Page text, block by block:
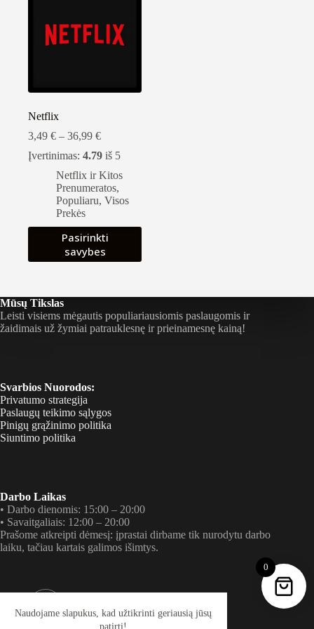
Naudojame slapukus, kad užtikrinti geriausią jūsų
patirtį!
Netflix
3,49 € – 36,99 €Kainų
nuo
3,49 €
iki
36,99 €
Įvertinimas: 4.79 iš 5
Netflix ir Kitos
Prenumeratos,
Populiaru, Visos
Prekės
Pasirinkti
savybes
Šis
produktas
Variantus
galite
pasirinkti
gaminio
Mūsų Tikslas
Leisti visiems mėgautis populiariausiomis paslaugomis ir
žaidimais už žymiai patrauklesnę ir prieinamesnę kainą!
Svarbios Nuorodos:
Privatumo strategija
Paslaugų teikimo sąlygos
Pinigų grąžinimo politika
Siuntimo politika
Darbo Laikas
• Darbo dienomis: 15:00 – 20:00
• Savaitgaliais: 12:00 – 20:00
Prašome atkreipti dėmesį: įprastai dirbame tik nurodytu darbo
laiku, tačiau kartais galimos išimtys.
+37060085735 (Tik RCS ar SMS)
0